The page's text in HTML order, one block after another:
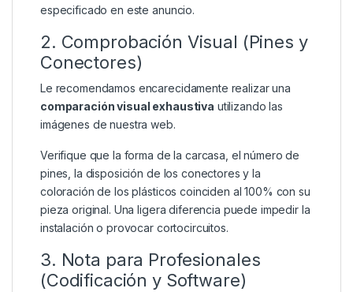
especificado en este anuncio.
2. Comprobación Visual (Pines y
Conectores)
Le recomendamos encarecidamente realizar una
comparación visual exhaustiva utilizando las
imágenes de nuestra web.
Verifique que la forma de la carcasa, el número de
pines, la disposición de los conectores y la
coloración de los plásticos coinciden al 100% con su
pieza original. Una ligera diferencia puede impedir la
instalación o provocar cortocircuitos.
3. Nota para Profesionales
(Codificación y Software)